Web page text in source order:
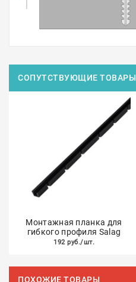
СОПУТСТВУЮЩИЕ ТОВАРЫ
Монтажная планка для
гибкого профиля Salag
192 руб./шт.
ПОХОЖИЕ ТОВАРЫ